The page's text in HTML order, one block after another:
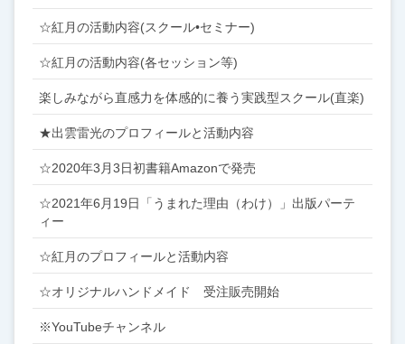
☆紅月の活動内容(スクール•セミナー)
☆紅月の活動内容(各セッション等)
楽しみながら直感力を体感的に養う実践型スクール(直楽)
★出雲雷光のプロフィールと活動内容
☆2020年3月3日初書籍Amazonで発売
☆2021年6月19日「うまれた理由（わけ）」出版パーテ
ィー
☆紅月のプロフィールと活動内容
☆オリジナルハンドメイド 受注販売開始
※YouTubeチャンネル